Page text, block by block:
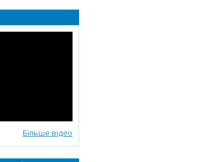
Більше відео